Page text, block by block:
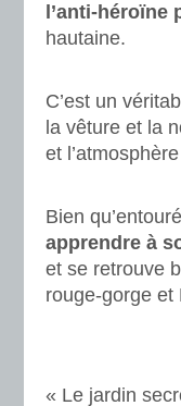
l’anti-héroïne
hautaine.
C’est un
la vêture et la
et
Bien
apprendre à
et se retrouve
rouge-gorge et
« Le jardin